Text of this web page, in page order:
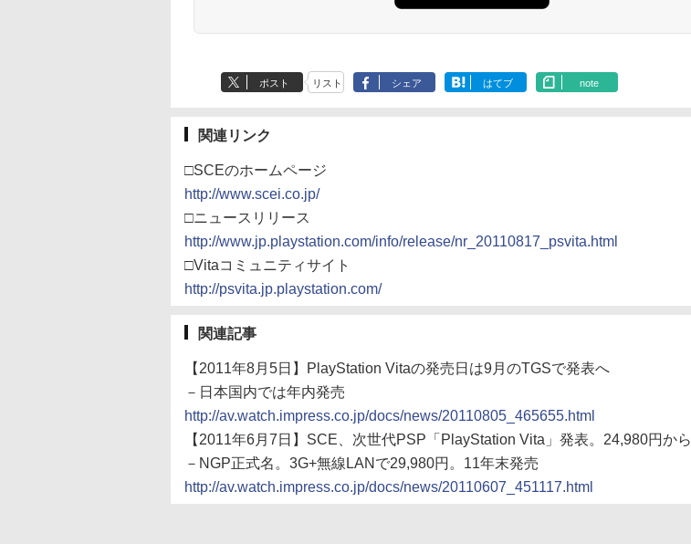
ポスト リスト シェア はてブ note
関連リンク
□SCEのホームページ
http://www.scei.co.jp/
□ニュースリリース
http://www.jp.playstation.com/info/release/nr_20110817_psvita.html
□Vitaコミュニティサイト
http://psvita.jp.playstation.com/
関連記事
【2011年8月5日】PlayStation Vitaの発売日は9月のTGSで発表へ
－日本国内では年内発売
http://av.watch.impress.co.jp/docs/news/20110805_465655.html
【2011年6月7日】SCE、次世代PSP「PlayStation Vita」発表。24,980円から
－NGP正式名。3G+無線LANで29,980円。11年末発売
http://av.watch.impress.co.jp/docs/news/20110607_451117.html